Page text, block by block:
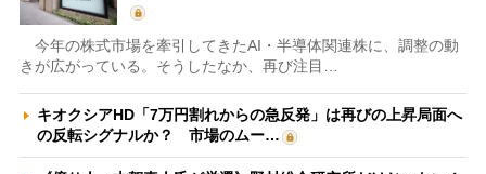
今年の株式市場を牽引してきたAI・半導体関連株に、調整の動
きが広がっている。そうしたなか、再び注目…
キオクシアHD「7万円割れからの急反発」は再びの上昇局面へ
の反転シグナルか？ 市場のムー…